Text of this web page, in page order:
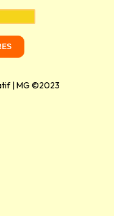
| MG ©2023